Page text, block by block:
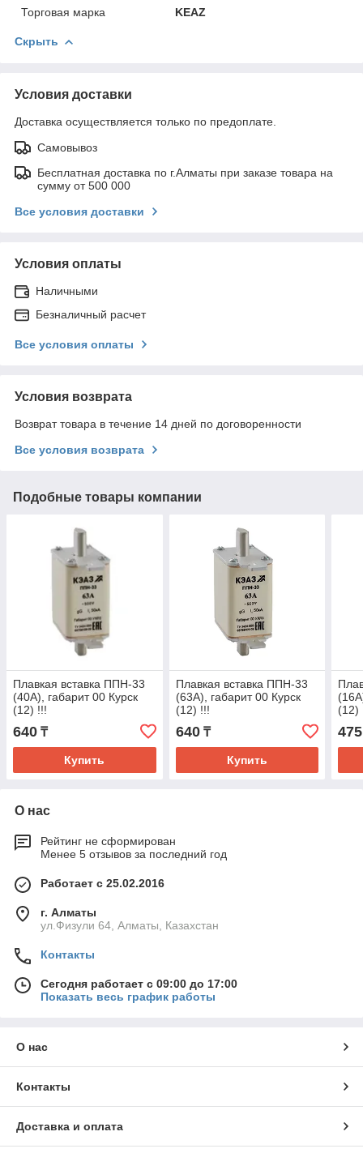
Торговая марка KEAZ
Скрыть
Условия доставки
Доставка осуществляется только по предоплате.
Самовывоз
Бесплатная доставка по г.Алматы при заказе товара на
сумму от 500 000
Все условия доставки
Условия оплаты
Наличными
Безналичный расчет
Все условия оплаты
Условия возврата
Возврат товара в течение 14 дней по договоренности
Все условия возврата
Подобные товары компании
Плавкая вставка ППН-33
(40А), габарит 00 Курск
(12) !!!
640 ₸
Купить
Плавкая вставка ППН-33
(63А), габарит 00 Курск
(12) !!!
640₸
Купить
(12)
475
О нас
Рейтинг не сформирован
Менее 5 отзывов за последний год
Работает с 25.02.2016
г. Алматы
ул.Физули 64, Алматы, Казахстан
Контакты
Сегодня работает с 09:00 до 17:00
Показать весь график работы
О нас
Контакты
Доставка и оплата